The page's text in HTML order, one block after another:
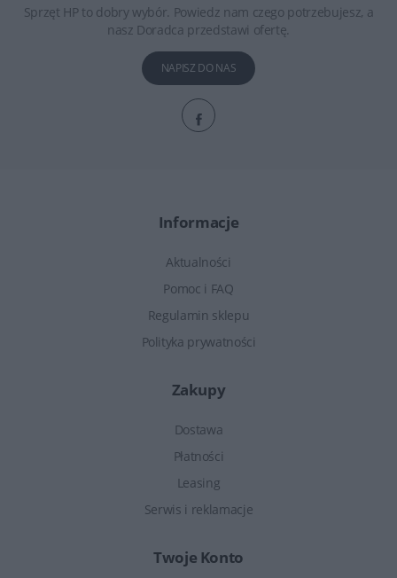
Sprzęt HP to dobry wybór. Powiedz nam czego potrzebujesz, a
nasz Doradca przedstawi ofertę.
NAPISZ DO NAS
Informacje
Aktualności
Pomoc i FAQ
Regulamin sklepu
Polityka prywatności
Zakupy
Dostawa
Płatności
Leasing
Serwis i reklamacje
Twoje Konto